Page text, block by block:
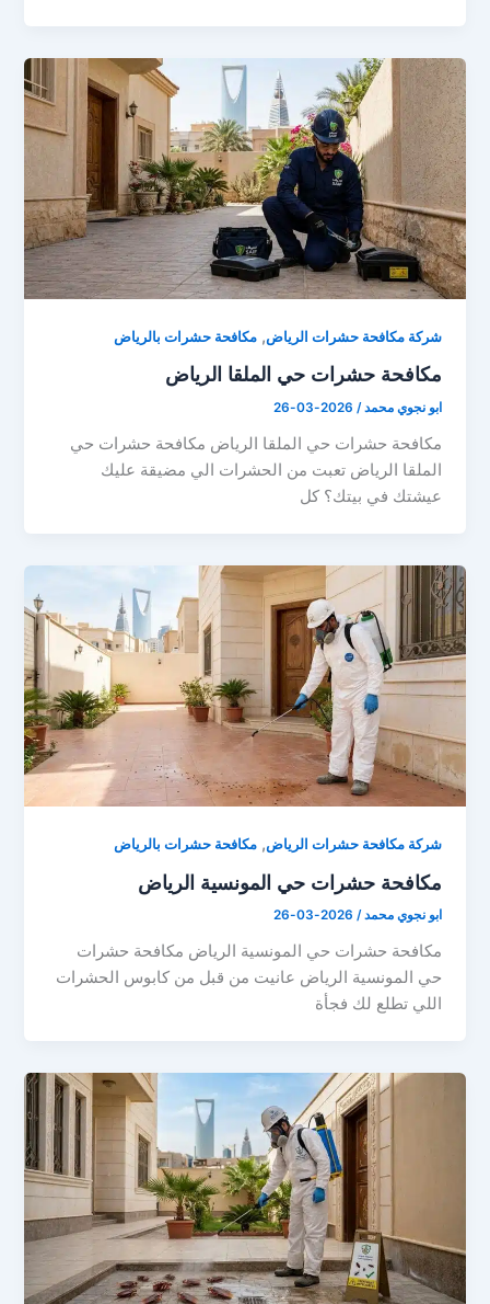
شركة مكافحة حشرات الرياض,مكافحة حشرات بالرياض
مكافحة حشرات حي الملقا الرياض
ابو نجوي محمد/
2026-03-26
مكافحة حشرات حي الملقا الرياض مكافحة حشرات حي
الملقا الرياض تعبت من الحشرات الي مضيقة عليك
عيشتك في بيتك؟ كل
شركة مكافحة حشرات الرياض,مكافحة حشرات بالرياض
مكافحة حشرات حي المونسية الرياض
ابو نجوي محمد/
2026-03-26
مكافحة حشرات حي المونسية الرياض مكافحة حشرات
حي المونسية الرياض عانيت من قبل من كابوس الحشرات
اللي تطلع لك فجأة